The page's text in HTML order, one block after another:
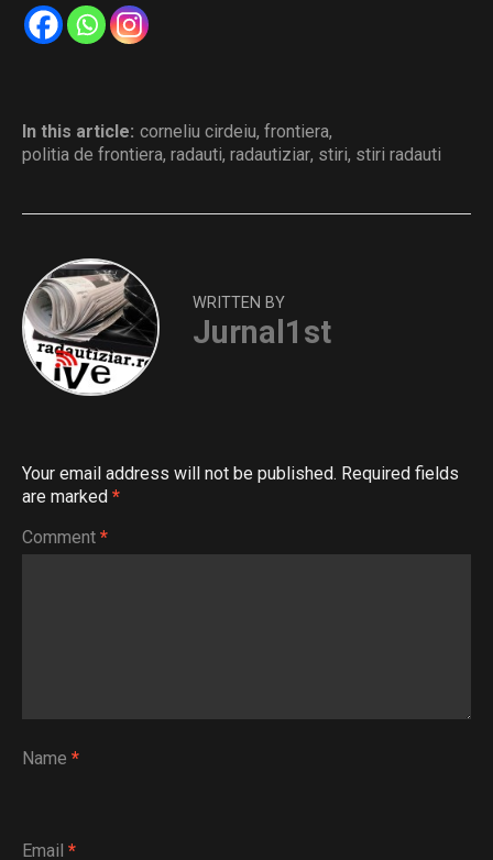
In this article: corneliu cirdeiu, frontiera,
politia de frontiera, radauti, radautiziar, stiri, stiri radauti
WRITTEN BY
Jurnal1st
Your email address will not be published. Required fields
are marked *
Comment *
Name *
Email *